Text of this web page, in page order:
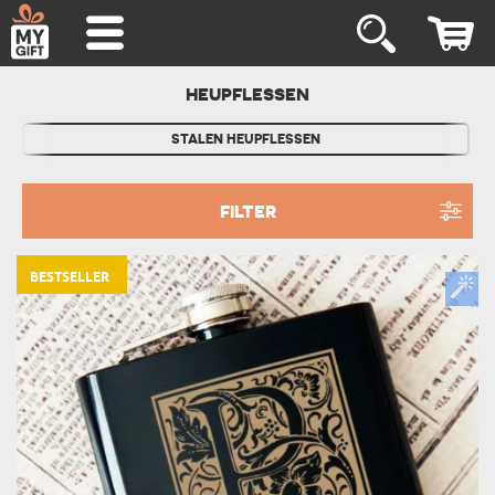
HEUPFLESSEN
STALEN HEUPFLESSEN
FILTER
BESTSELLER